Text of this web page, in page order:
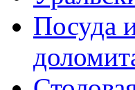
Посуда